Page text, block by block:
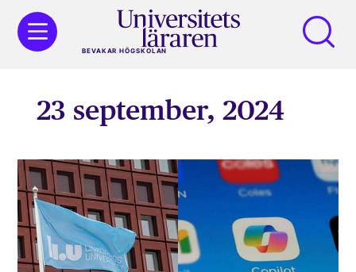
BEVAKAR HÖGSKOLAN
23 september, 2024